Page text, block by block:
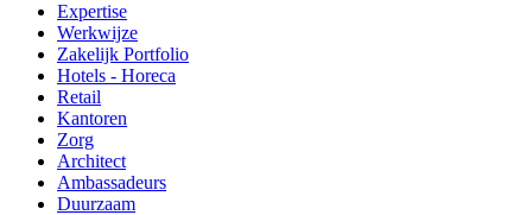
Expertise
Werkwijze
Zakelijk Portfolio
Hotels - Horeca
Retail
Kantoren
Zorg
Architect
Ambassadeurs
Duurzaam